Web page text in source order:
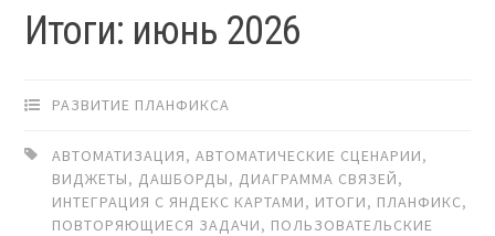
Итоги: июнь 2026
РАЗВИТИЕ ПЛАНФИКСА
АВТОМАТИЗАЦИЯ,АВТОМАТИЧЕСКИЕ СЦЕНАРИИ,
ВИДЖЕТЫ, ДАШБОРДЫ, ДИАГРАММА СВЯЗЕЙ,
ИНТЕГРАЦИЯ С ЯНДЕКС КАРТАМИ, ИТОГИ, ПЛАНФИКС,
ПОВТОРЯЮЩИЕСЯ ЗАДАЧИ, ПОЛЬЗОВАТЕЛЬСКИЕ